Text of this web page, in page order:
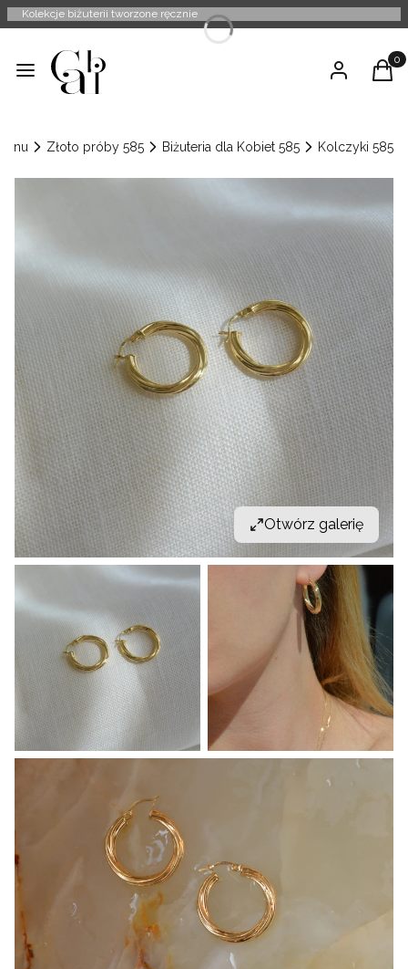
Kolekcje biżuterii tworzone ręcznie
Menu Zaloguj się
Złoto próby 585 Biżuteria dla Kobiet 585 Kolczyki 585
Otwórz galerię